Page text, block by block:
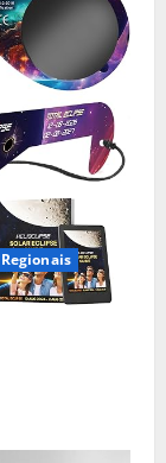
Regionais